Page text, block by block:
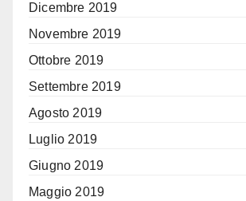
Dicembre 2019
Novembre 2019
Ottobre 2019
Settembre 2019
Agosto 2019
Luglio 2019
Giugno 2019
Maggio 2019